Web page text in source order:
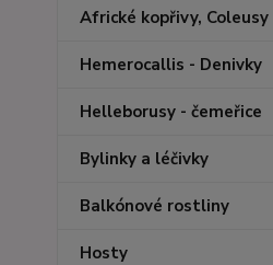
Africké kopřivy, Coleusy
Hemerocallis - Denivky
Helleborusy - čemeřice
Bylinky a léčivky
Balkónové rostliny
Hosty